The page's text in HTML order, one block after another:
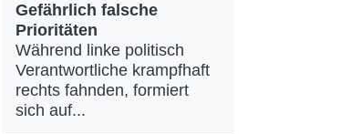
Gefährlich falsche
Prioritäten
Während linke politisch
Verantwortliche krampfhaft
rechts fahnden, formiert
sich auf...